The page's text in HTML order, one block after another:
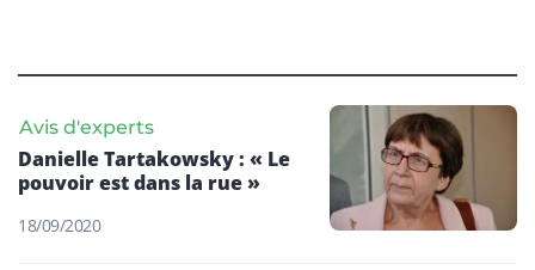
Avis d'experts
Danielle Tartakowsky : « Le
pouvoir est dans la rue »
18/09/2020